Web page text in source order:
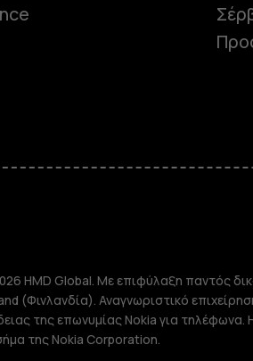
HMD Global. Με επιφύλαξη παντός
(Φινλανδία). Αναγνωριστικό
της επωνυμίας Nokia για τηλέφωνα.
της Nokia Corporation.